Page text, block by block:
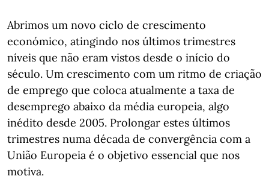
Abrimos um novo ciclo de crescimento
económico, atingindo nos últimos trimestres
níveis que não eram vistos desde o início do
século. Um crescimento com um ritmo de criação
de emprego que coloca atualmente a taxa de
desemprego abaixo da média europeia, algo
inédito desde 2005. Prolongar estes últimos
trimestres numa década de convergência com a
União Europeia é o objetivo essencial que nos
motiva.